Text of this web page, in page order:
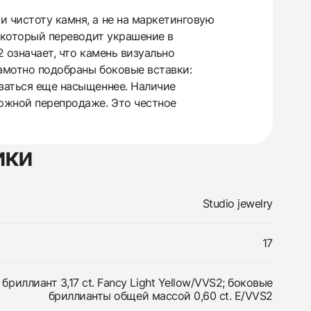
чистоту камня, а не на маркетинговую
переводит украшение в
что камень визуально
подобраны боковые вставки:
еще насыщеннее. Наличие
перепродаже. Это честное
Studio jewelry
17
3,17 ct. Fancy Light Yellow/VVS2; боковые
бриллианты общей массой 0,60 ct. E/VVS2